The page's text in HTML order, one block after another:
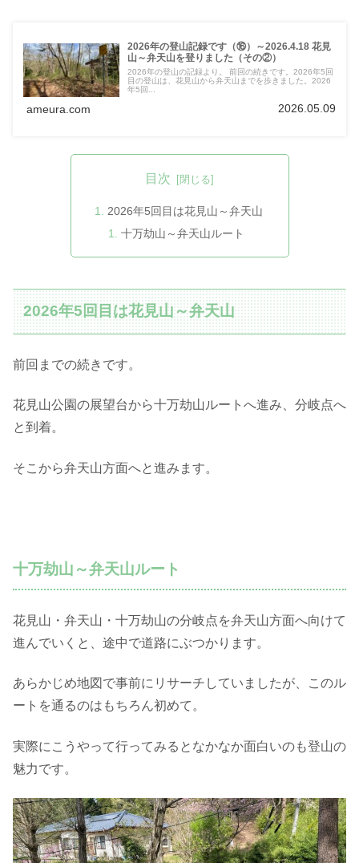
2026年の登山記録です（⑯）～2026.4.18 花見
山～弁天山を登りました（その②）
2026年の登山の記録より。 前回の続きです。2026年5回
目の登山は、花見山から弁天山までを歩きました。2026
年5回...
ameura.com 2026.05.09
目次
2026年5回目は花見山～弁天山
十万劫山～弁天山ルート
2026年5回目は花見山～弁天山
前回までの続きです。
花見山公園の展望台から十万劫山ルートへ進み、分岐点へ
と到着。
そこから弁天山方面へと進みます。
十万劫山～弁天山ルート
花見山・弁天山・十万劫山の分岐点を弁天山方面へ向けて
進んでいくと、途中で道路にぶつかります。
あらかじめ地図で事前にリサーチしていましたが、このル
ートを通るのはもちろん初めて。
実際にこうやって行ってみるとなかなか面白いのも登山の
魅力です。